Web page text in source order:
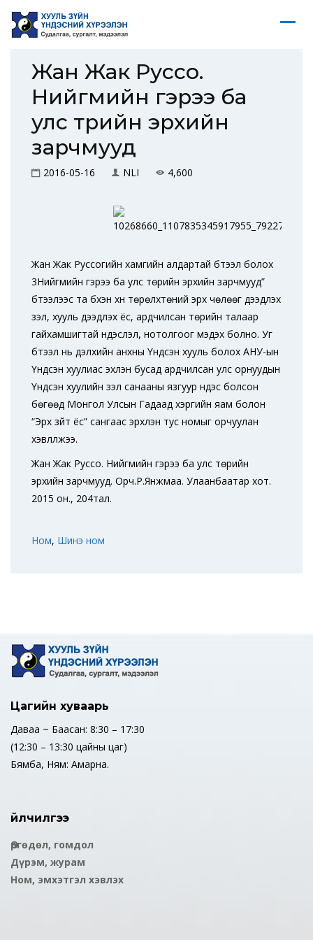
Жан Жак Руссо.
Нийгмийн гэрээ ба
улс төрийн эрхийн
зарчмууд
2016-05-16 NLI 4,600
Жан Жак Руссогийн хамгийн алдартай бүтээл болох
3Нийгмийн гэрээ ба улс төрийн эрхийн зарчмууд”
бүтээлээс та бүхэн хүн төрөлхтөний эрх чөлөөг дээдлэх
үзэл, хууль дээдлэх ёс, ардчилсан төрийн талаар
гайхамшигтай үндэслэл, нотолгоог мэдэх болно. Уг
бүтээл нь дэлхийн анхны Үндсэн хууль болох АНУ-ын
Үндсэн хуулиас эхлэн бусад ардчилсан улс орнуудын
Үндсэн хуулийн үзэл санааны язгуур үндэс болсон
бөгөөд Монгол Улсын Гадаад хэргийн яам болон
“Эрх зүйт ёс” сангаас эрхлэн тус номыг орчуулан
хэвлүүлжээ.
Жан Жак Руссо. Нийгмийн гэрээ ба улс төрийн
эрхийн зарчмууд. Орч.Р.Янжмаа. Улаанбаатар хот.
2015 он., 204тал.
Ном, Шинэ ном
Цагийн хуваарь
Даваа ~ Баасан: 8:30 – 17:30
(12:30 – 13:30 цайны цаг)
Бямба, Ням: Амарна.
Үйлчилгээ
Өргөдөл, гомдол
Дүрэм, журам
Ном, эмхэтгэл хэвлэх